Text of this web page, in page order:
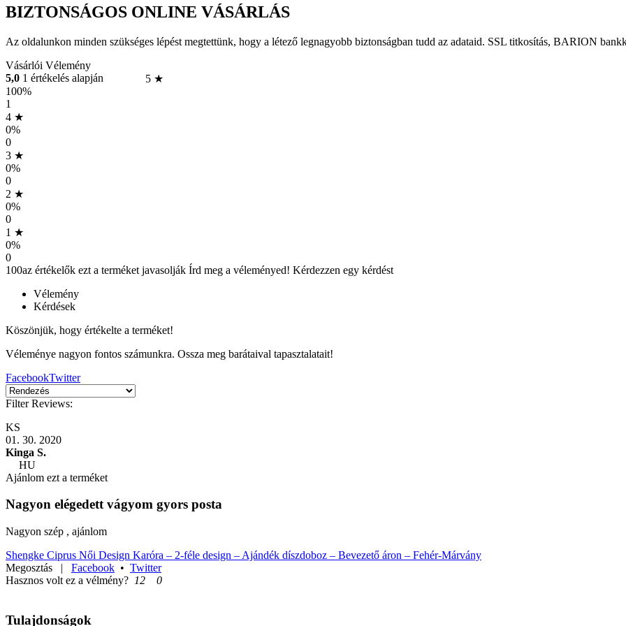
BIZTONSÁGOS ONLINE VÁSÁRLÁS
Az oldalunkon minden szükséges lépést megtettünk, hogy a létező legnagyobb biztonságban tudd az adataid. SSL titkosítás, BARION
Vásárlói Vélemény
5,0 1 értékelés alapján
5 ★
100%
1
4 ★
0%
0
3 ★
0%
0
2 ★
0%
0
1 ★
0%
0
100az értékelők ezt a terméket javasolják Írd meg a véleményed! Kérdezzen egy kérdést
Vélemény
Kérdések
Köszönjük, hogy értékelte a terméket!
Véleménye nagyon fontos számunkra. Ossza meg barátaival tapasztalatait!
FacebookTwitter
Filter Reviews:
KS
01. 30. 2020
Kinga S.
HU
Ajánlom ezt a terméket
Nagyon elégedett vágyom gyors posta
Nagyon szép , ajánlom
Shengke Ciprus Női Design Karóra – 2-féle design – Ajándék díszdoboz – Bevezető áron – Fehér-Márvány
Megosztás
| Facebook • Twitter
Hasznos volt ez a vélmény? 12 0
Tulajdonságok